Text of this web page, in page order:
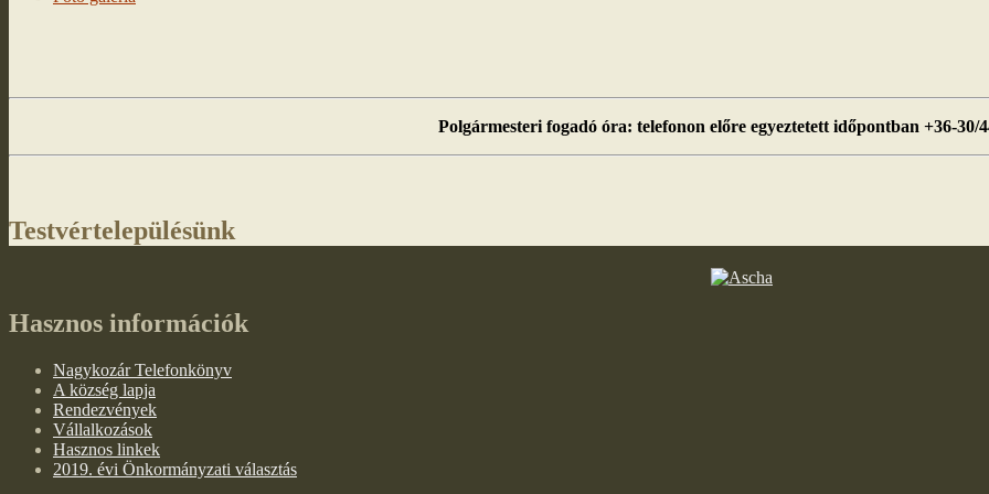
Polgármesteri fogadó óra: telefonon előre egyeztetett időpontban +36-30/
Testvértelepülésünk
Hasznos információk
Nagykozár Telefonkönyv
A község lapja
Rendezvények
Vállalkozások
Hasznos linkek
2019. évi Önkormányzati választás